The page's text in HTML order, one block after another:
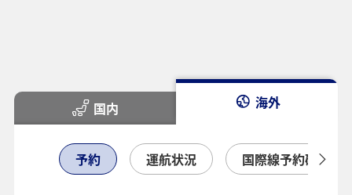
国内 海外
予約 運航状況 国際線予約確認